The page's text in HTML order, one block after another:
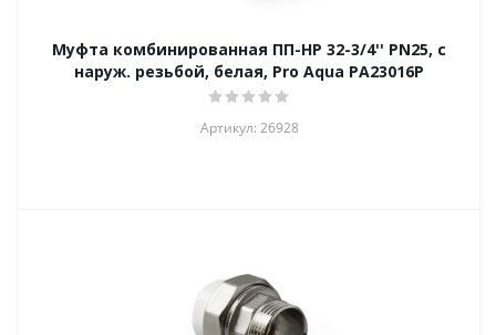
Муфта комбинированная ПП-НР 32-3/4'' PN25, с
наруж. резьбой, белая, Pro Aqua PA23016P
Артикул: 26928